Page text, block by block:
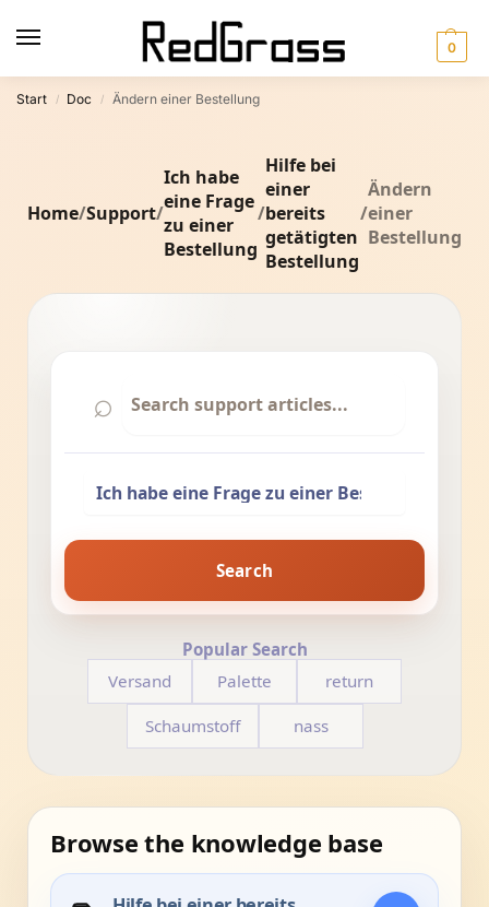
0
Start / Doc / Ändern einer Bestellung
Home/Support/
Ich habe
eine Frage
zu einer
Bestellung
/
Hilfe bei
einer
bereits
getätigten
Bestellung
/
Ändern
einer
Bestellung
⌕
Search
Popular Search
Versand
Palette return
Schaumstoff nass
Browse the knowledge base